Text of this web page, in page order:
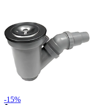
-15%